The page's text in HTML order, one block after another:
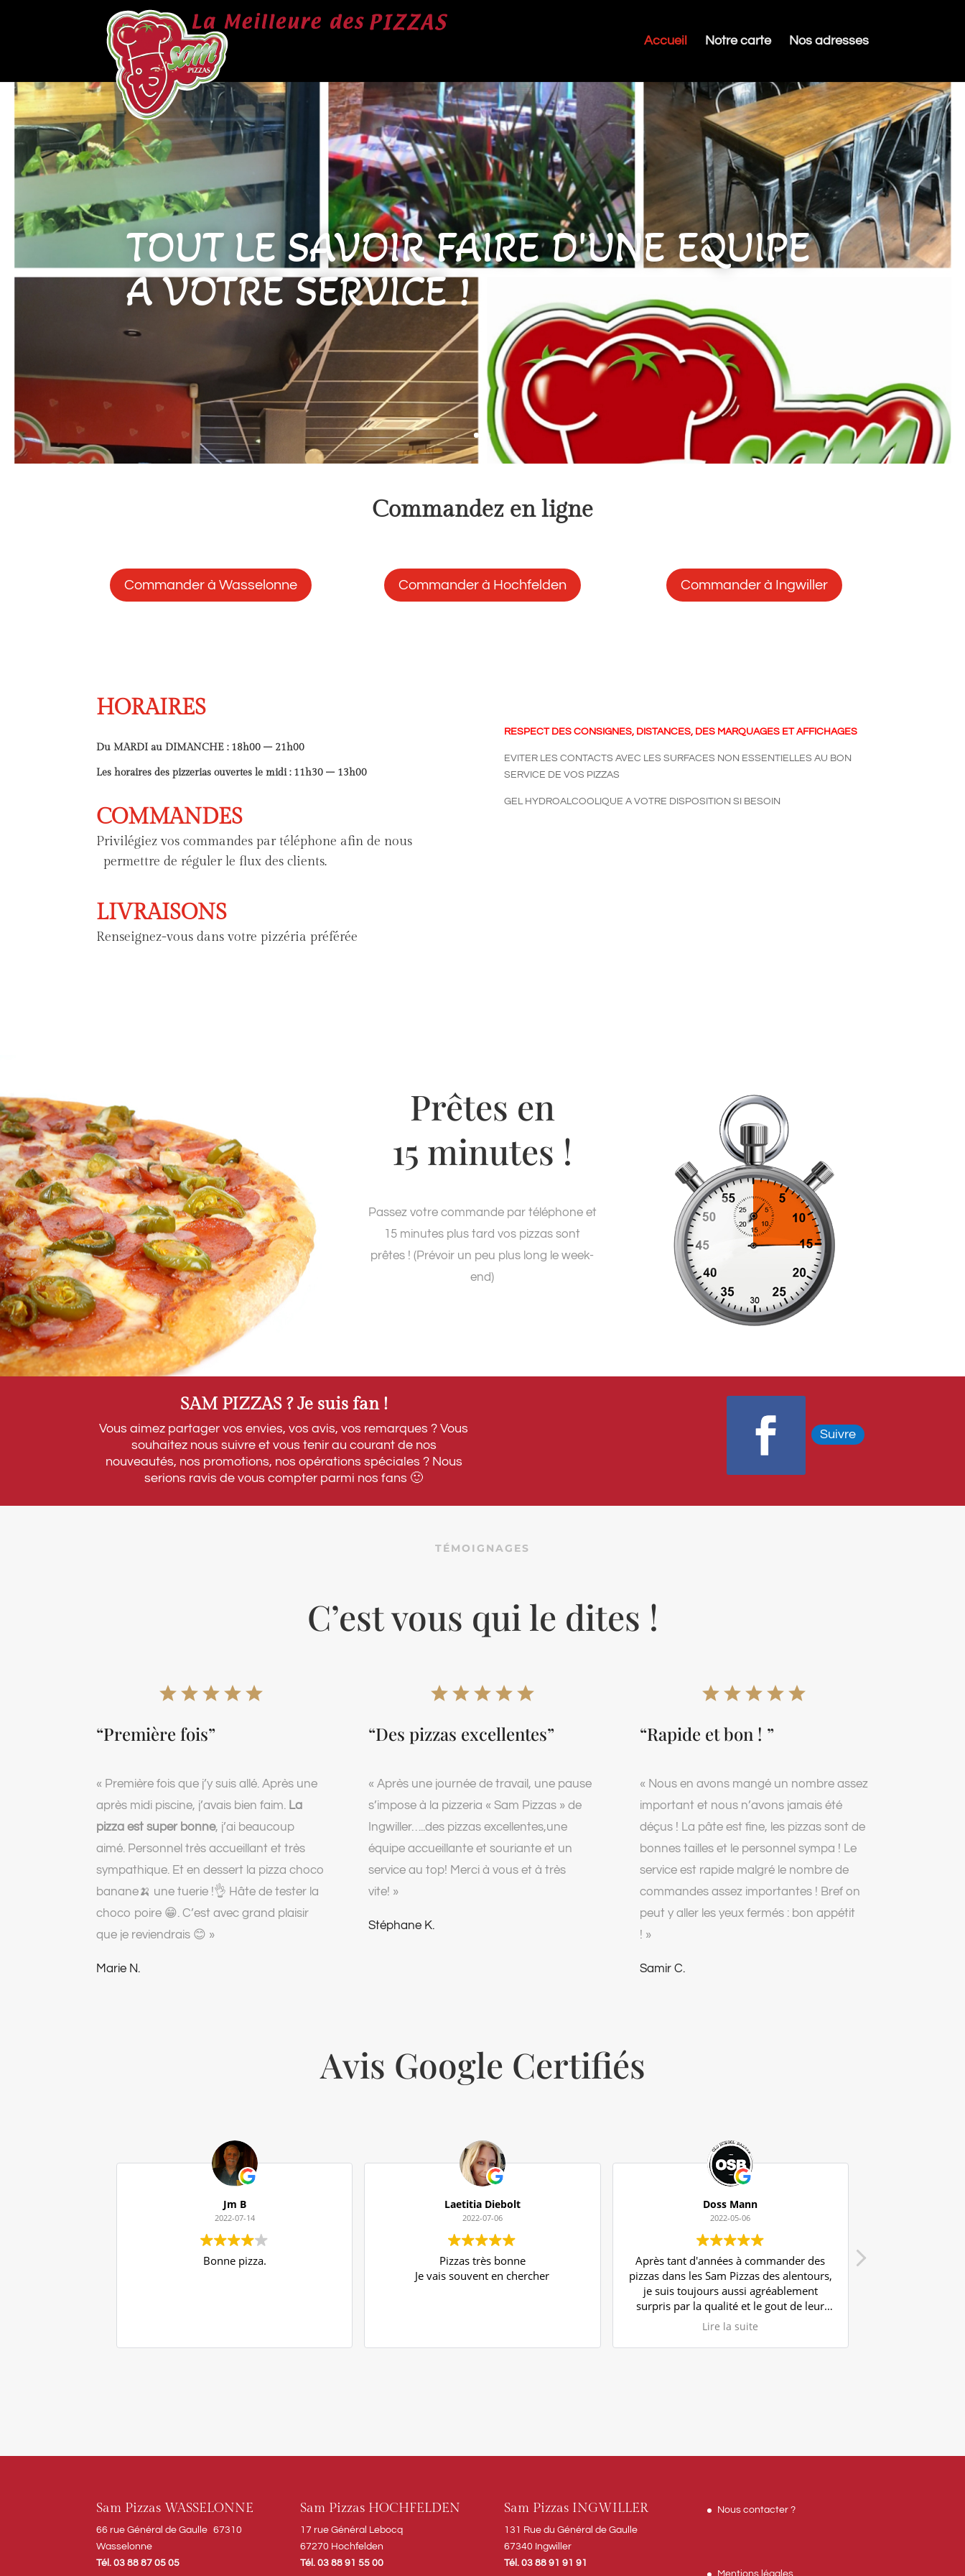
Accueil Notre carte Nos adresses
TOUT LE SAVOIR FAIRE D'UNE EQUIPE
A VOTRE SERVICE !
Commandez en ligne
Commander à Wasselonne Commander à Hochfelden Commander à Ingwiller
HORAIRES
Du MARDI au DIMANCHE : 18h00 – 21h00
Les horaires des pizzerias ouvertes le midi : 11h30 – 13h00
COMMANDES
Privilégiez vos commandes par téléphone afin de nous
permettre de réguler le flux des clients.
LIVRAISONS
Renseignez-vous dans votre pizzéria préférée
RESPECT DES CONSIGNES, DISTANCES, DES MARQUAGES ET AFFICHAGES
EVITER LES CONTACTS AVEC LES SURFACES NON ESSENTIELLES AU BON
SERVICE DE VOS PIZZAS
GEL HYDROALCOOLIQUE A VOTRE DISPOSITION SI BESOIN
Prêtes en
15 minutes !
Passez votre commande par téléphone et
15 minutes plus tard vos pizzas sont
prêtes ! (Prévoir un peu plus long le week-
end)
SAM PIZZAS ? Je suis fan !
Vous aimez partager vos envies, vos avis, vos remarques ? Vous
souhaitez nous suivre et vous tenir au courant de nos
nouveautés, nos promotions, nos opérations spéciales ? Nous
serions ravis de vous compter parmi nos fans 🙂
Suivre
TÉMOIGNAGES
C’est vous qui le dites !
“Première fois”
« Première fois que j’y suis allé. Après une
après midi piscine, j’avais bien faim. La
pizza est super bonne, j’ai beaucoup
aimé. Personnel très accueillant et très
sympathique. Et en dessert la pizza choco
banane🍌 une tuerie !👌 Hâte de tester la
choco poire 😁. C’est avec grand plaisir
que je reviendrais 😊 »
Marie N.
“Des pizzas excellentes”
« Après une journée de travail, une pause
s’impose à la pizzeria « Sam Pizzas » de
Ingwiller…..des pizzas excellentes,une
équipe accueillante et souriante et un
service au top! Merci à vous et à très
vite! »
Stéphane K.
“Rapide et bon ! ”
« Nous en avons mangé un nombre assez
important et nous n’avons jamais été
déçus ! La pâte est fine, les pizzas sont de
bonnes tailles et le personnel sympa ! Le
service est rapide malgré le nombre de
commandes assez importantes ! Bref on
peut y aller les yeux fermés : bon appétit
! »
Samir C.
Avis Google Certifiés
Jm B
2022-07-14
Bonne pizza.
Laetitia Diebolt
2022-07-06
Pizzas très bonne
Je vais souvent en chercher
Doss Mann
2022-05-06
Après tant d'années à commander des
pizzas dans les Sam Pizzas des alentours,
je suis toujours aussi agréablement
surpris par la qualité et le gout de leur
pizzas.
accueillant également, je recommande
Lire la suite
Sam Pizzas WASSELONNE
66 rue Général de Gaulle 67310
Wasselonne
Tél. 03 88 87 05 05
Sam Pizzas HOCHFELDEN
17 rue Général Lebocq
67270 Hochfelden
Tél. 03 88 91 55 00
Sam Pizzas INGWILLER
131 Rue du Général de Gaulle
67340 Ingwiller
Tél. 03 88 91 91 91
Nous contacter ?